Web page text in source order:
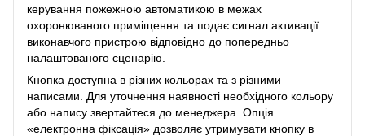
керування пожежною автоматикою в межах
охоронюваного приміщення та подає сигнал активації
виконавчого пристрою відповідно до попередньо
налаштованого сценарію.
Кнопка доступна в різних кольорах та з різними
написами. Для уточнення наявності необхідного кольору
або напису звертайтеся до менеджера. Опція
«електронна фіксація» дозволяє утримувати кнопку в